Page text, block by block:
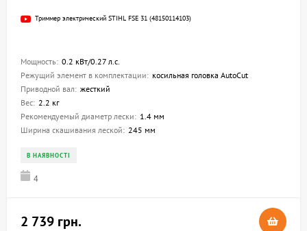
Триммер электрический STIHL FSE 31 (48150114103)
Мощность: 0.2 кВт/0.27 л.с.
Режущий элемент в комплектации: косильная головка AutoCut
Приводной вал: жесткий
Вес: 2.2 кг
Рекомендуемый диаметр лески: 1.4 мм
Ширина скашивания леской: 245 мм
В НАЯВНОСТІ
4
2 739 грн.